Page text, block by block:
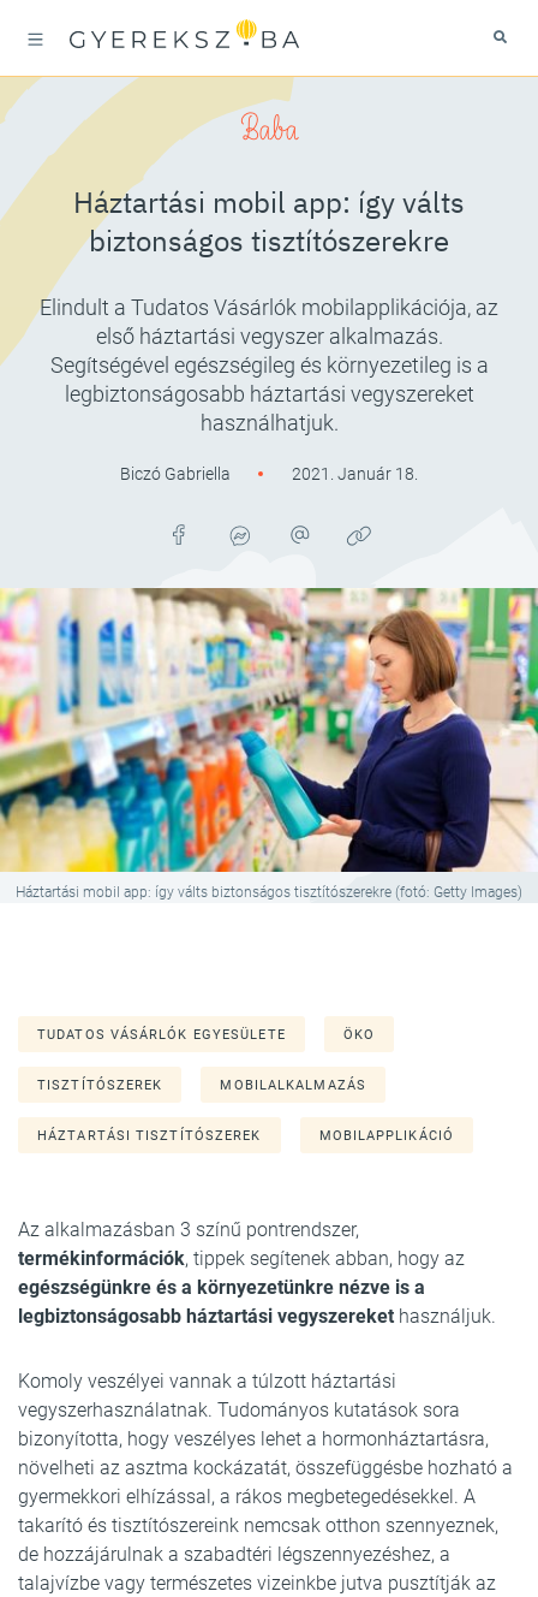
Baba
Háztartási mobil app: így válts
biztonságos tisztítószerekre
Elindult a Tudatos Vásárlók mobilapplikációja, az
első háztartási vegyszer alkalmazás.
Segítségével egészségileg és környezetileg is a
legbiztonságosabb háztartási vegyszereket
használhatjuk.
Biczó Gabriella 2021. Január 18.
Háztartási mobil app: így válts biztonságos tisztítószerekre (fotó: Getty Images)
TUDATOS VÁSÁRLÓK EGYESÜLETE ÖKO
TISZTÍTÓSZEREK MOBILALKALMAZÁS
HÁZTARTÁSI TISZTÍTÓSZEREK MOBILAPPLIKÁCIÓ
Az alkalmazásban 3 színű pontrendszer,
termékinformációk, tippek segítenek abban, hogy az
egészségünkre és a környezetünkre nézve is a
legbiztonságosabb háztartási vegyszereket használjuk.
Komoly veszélyei vannak a túlzott háztartási
vegyszerhasználatnak. Tudományos kutatások sora
bizonyította, hogy veszélyes lehet a hormonháztartásra,
növelheti az asztma kockázatát, összefüggésbe hozható a
gyermekkori elhízással, a rákos megbetegedésekkel. A
takarító és tisztítószereink nemcsak otthon szennyeznek,
de hozzájárulnak a szabadtéri légszennyezéshez, a
talajvízbe vagy természetes vizeinkbe jutva pusztítják az